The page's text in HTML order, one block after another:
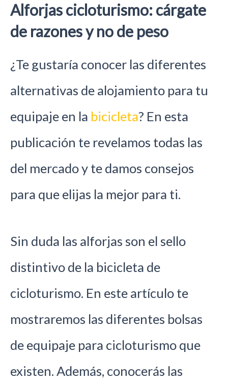
Alforjas cicloturismo: cárgate
de razones y no de peso
¿Te gustaría conocer las diferentes
alternativas de alojamiento para tu
equipaje en la bicicleta? En esta
publicación te revelamos todas las
del mercado y te damos consejos
para que elijas la mejor para ti.
Sin duda las alforjas son el sello
distintivo de la bicicleta de
cicloturismo. En este artículo te
mostraremos las diferentes bolsas
de equipaje para cicloturismo que
existen. Además, conocerás las